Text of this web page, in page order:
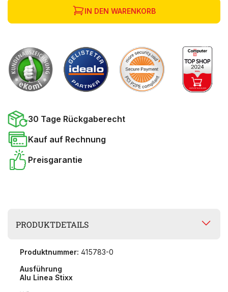
IN DEN WARENKORB
30 Tage Rückgaberecht
Kauf auf Rechnung
Preisgarantie
PRODUKTDETAILS
Produktnummer: 415783-0
Ausführung
Alu Linea Stixx